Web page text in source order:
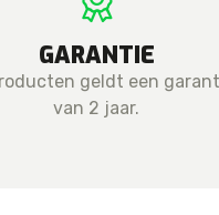
GARANTIE
geldt een
van 2 jaar.